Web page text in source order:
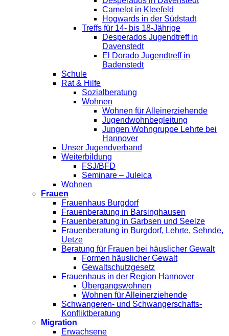
Camelot in Kleefeld
Hogwards in der Südstadt
Treffs für 14- bis 18-Jährige
Desperados Jugendtreff in
Davenstedt
El Dorado Jugendtreff in
Badenstedt
Schule
Rat & Hilfe
Sozialberatung
Wohnen
Wohnen für Alleinerziehende
Jugendwohnbegleitung
Jungen Wohngruppe Lehrte bei
Hannover
Unser Jugendverband
Weiterbildung
FSJ/BFD
Seminare – Juleica
Wohnen
Frauen
Frauenhaus Burgdorf
Frauenberatung in Barsinghausen
Frauenberatung in Garbsen und Seelze
Frauenberatung in Burgdorf, Lehrte, Sehnde,
Uetze
Beratung für Frauen bei häuslicher Gewalt
Formen häuslicher Gewalt
Gewaltschutzgesetz
Frauenhaus in der Region Hannover
Übergangswohnen
Wohnen für Alleinerziehende
Schwangeren- und Schwangerschafts-
Konfliktberatung
Migration
Erwachsene